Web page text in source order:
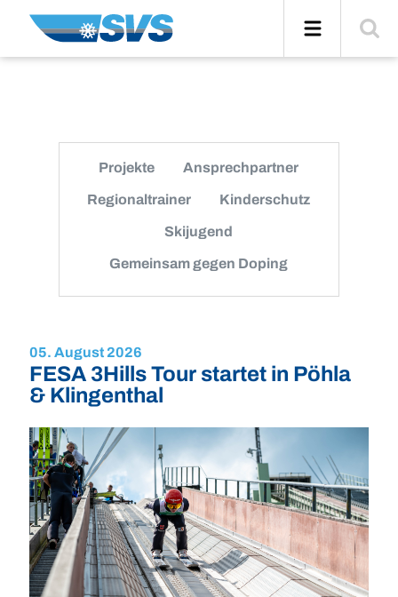
Inhalt
Projekte Ansprechpartner
Regionaltrainer Kinderschutz
Skijugend
Gemeinsam gegen Doping
05. August 2026
FESA 3Hills Tour startet in Pöhla
& Klingenthal